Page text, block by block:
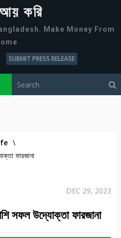
করি
Make Money From
SUBMIT PRESS RELEASE
\
ফারজানা
DEC 29, 2023
সফল উদ্যোক্তা ফারজানা